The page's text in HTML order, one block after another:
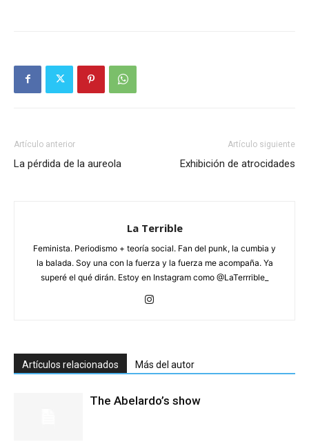
Artículo anterior
La pérdida de la aureola
Artículo siguiente
Exhibición de atrocidades
La Terrible
Feminista. Periodismo + teoría social. Fan del punk, la cumbia y
la balada. Soy una con la fuerza y la fuerza me acompaña. Ya
superé el qué dirán. Estoy en Instagram como @LaTerrrible_
Artículos relacionados Más del autor
The Abelardo’s show